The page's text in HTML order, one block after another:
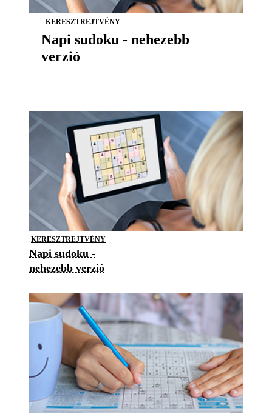
KERESZTREJTVÉNY
Napi sudoku - nehezebb
verzió
KERESZTREJTVÉNY
Napi sudoku -
nehezebb verzió